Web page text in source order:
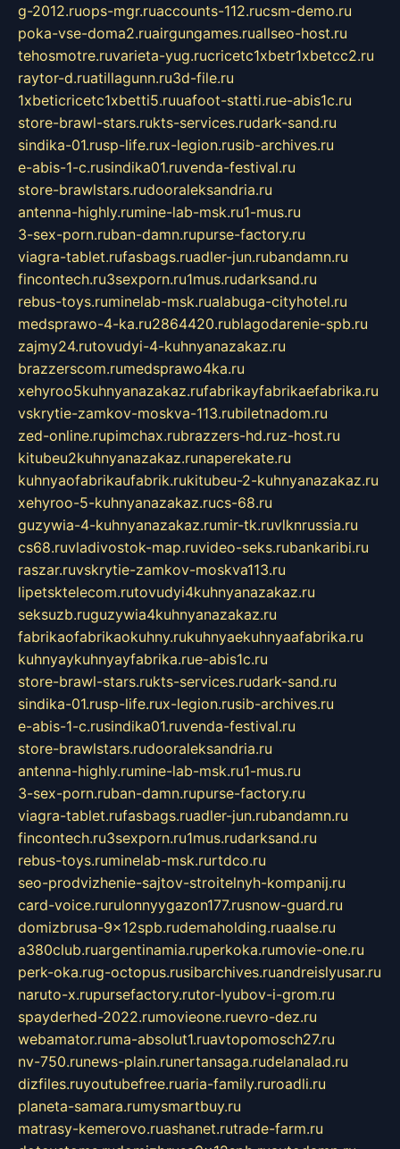
g-2012.ruops-mgr.ruaccounts-112.rucsm-demo.ru
poka-vse-doma2.ruairgungames.ruallseo-host.ru
tehosmotre.ruvarieta-yug.rucricetc1xbetr1xbetcc2.ru
raytor-d.ruatillagunn.ru3d-file.ru
1xbeticricetc1xbetti5.ruuafoot-statti.rue-abis1c.ru
store-brawl-stars.rukts-services.rudark-sand.ru
sindika-01.rusp-life.rux-legion.rusib-archives.ru
e-abis-1-c.rusindika01.ruvenda-festival.ru
store-brawlstars.rudooraleksandria.ru
antenna-highly.rumine-lab-msk.ru1-mus.ru
3-sex-porn.ruban-damn.rupurse-factory.ru
viagra-tablet.rufasbags.ruadler-jun.rubandamn.ru
fincontech.ru3sexporn.ru1mus.rudarksand.ru
rebus-toys.ruminelab-msk.rualabuga-cityhotel.ru
medsprawo-4-ka.ru2864420.rublagodarenie-spb.ru
zajmy24.rutovudyi-4-kuhnyanazakaz.ru
brazzerscom.rumedsprawo4ka.ru
xehyroo5kuhnyanazakaz.rufabrikayfabrikaefabrika.ru
vskrytie-zamkov-moskva-113.rubiletnadom.ru
zed-online.rupimchax.rubrazzers-hd.ruz-host.ru
kitubeu2kuhnyanazakaz.runaperekate.ru
kuhnyaofabrikaufabrik.rukitubeu-2-kuhnyanazakaz.ru
xehyroo-5-kuhnyanazakaz.rucs-68.ru
guzywia-4-kuhnyanazakaz.rumir-tk.ruvlknrussia.ru
cs68.ruvladivostok-map.ruvideo-seks.rubankaribi.ru
raszar.ruvskrytie-zamkov-moskva113.ru
lipetsktelecom.rutovudyi4kuhnyanazakaz.ru
seksuzb.ruguzywia4kuhnyanazakaz.ru
fabrikaofabrikaokuhny.rukuhnyaekuhnyaafabrika.ru
kuhnyaykuhnyayfabrika.rue-abis1c.ru
store-brawl-stars.rukts-services.rudark-sand.ru
sindika-01.rusp-life.rux-legion.rusib-archives.ru
e-abis-1-c.rusindika01.ruvenda-festival.ru
store-brawlstars.rudooraleksandria.ru
antenna-highly.rumine-lab-msk.ru1-mus.ru
3-sex-porn.ruban-damn.rupurse-factory.ru
viagra-tablet.rufasbags.ruadler-jun.rubandamn.ru
fincontech.ru3sexporn.ru1mus.rudarksand.ru
rebus-toys.ruminelab-msk.rurtdco.ru
seo-prodvizhenie-sajtov-stroitelnyh-kompanij.ru
card-voice.rurulonnyygazon177.rusnow-guard.ru
domizbrusa-9x12spb.rudemaholding.ruaalse.ru
a380club.ruargentinamia.ruperkoka.rumovie-one.ru
perk-oka.rug-octopus.rusibarchives.ruandreislyusar.ru
naruto-x.rupursefactory.rutor-lyubov-i-grom.ru
spayderhed-2022.rumovieone.ruevro-dez.ru
webamator.ruma-absolut1.ruavtopomosch27.ru
nv-750.runews-plain.runertansaga.rudelanalad.ru
dizfiles.ruyoutubefree.ruaria-family.ruroadli.ru
planeta-samara.rumysmartbuy.ru
matrasy-kemerovo.ruashanet.rutrade-farm.ru